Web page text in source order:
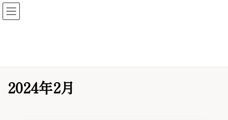
無意味な風景
2024年2月